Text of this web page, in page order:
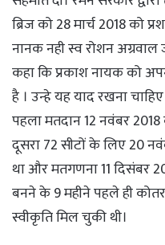
ब्रिज को 28 मार्च 2018 को
नानक नही स्व रोशन
कहा कि प्रकाश नायक को
है । उन्हे यह याद रखना
पहला मतदान 12 नवंबर
दूसरा 72 सीटों के लिए 20
था और मतगणना 11 दिसंबर
बनने के 9 महीने पहले ही
स्वीकृति मिल चुकी थी।